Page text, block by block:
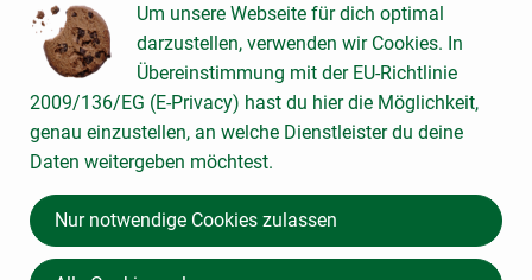
1 Stk
Lasagne-
Nudelblätt
er
Auswahl ändern
Lasagneplatten semola,
250g
Stück
Gesamtpreis:
Um unsere Webseite für dich optimal
darzustellen, verwenden wir Cookies. In
Übereinstimmung mit der EU-Richtlinie
2009/136/EG (E-Privacy) hast du hier die Möglichkeit,
genau einzustellen, an welche Dienstleister du deine
Daten weitergeben möchtest.
Nur notwendige Cookies zulassen